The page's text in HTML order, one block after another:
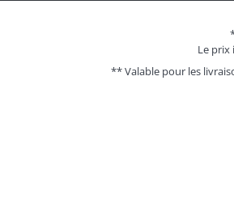
Le prix
** Valable pour les